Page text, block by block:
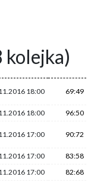
kolejka)
18:00 69:49
18:00
96:50
17:00 90:72
17:00
83:58
17:00
82:68